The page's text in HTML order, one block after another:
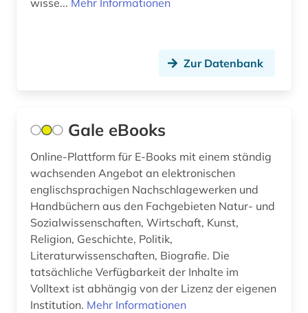
aufgabensammlung (1)
aufsatzdatenbank (2)
aufsatzsammlung (2)
aufstellungssystematik (1)
aufzeichnung (1)
augenzeuge (8)
auktionskatalog (2)
wisse... Mehr Informationen
Zur Datenbank
Gale eBooks
Online-Plattform für E-Books mit einem ständig
wachsenden Angebot an elektronischen
englischsprachigen Nachschlagewerken und
Handbüchern aus den Fachgebieten Natur- und
Sozialwissenschaften, Wirtschaft, Kunst,
Religion, Geschichte, Politik,
Literaturwissenschaften, Biografie. Die
tatsächliche Verfügbarkeit der Inhalte im
Volltext ist abhängig von der Lizenz der eigenen
Institution. Mehr Informationen